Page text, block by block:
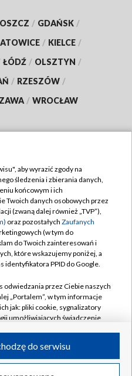
/ GDAŃSK /
/ KIELCE /
ŁÓDŹ / OLSZTYN /
/ RZESZÓW /
/ WROCŁAW
TVP
zgody
S.A. w likwidacji
aby wyrazić zgody na
śledzenia i zbierania danych,
końcowym i ich
Twoich danych osobowych przez
(zwaną dalej również „TVP”),
oraz pozostałych Zaufanych
(w tym do
do Twoich zainteresowań i
które wskazujemy poniżej, a
identyfikatora PPID do Google.
odwiedzania przez Ciebie naszych
„Portalem”, w tym informacje
jak: pliki cookie, sygnalizatory
umożliwiających świadczenie
odwiedzania przez Ciebie
do serwisu